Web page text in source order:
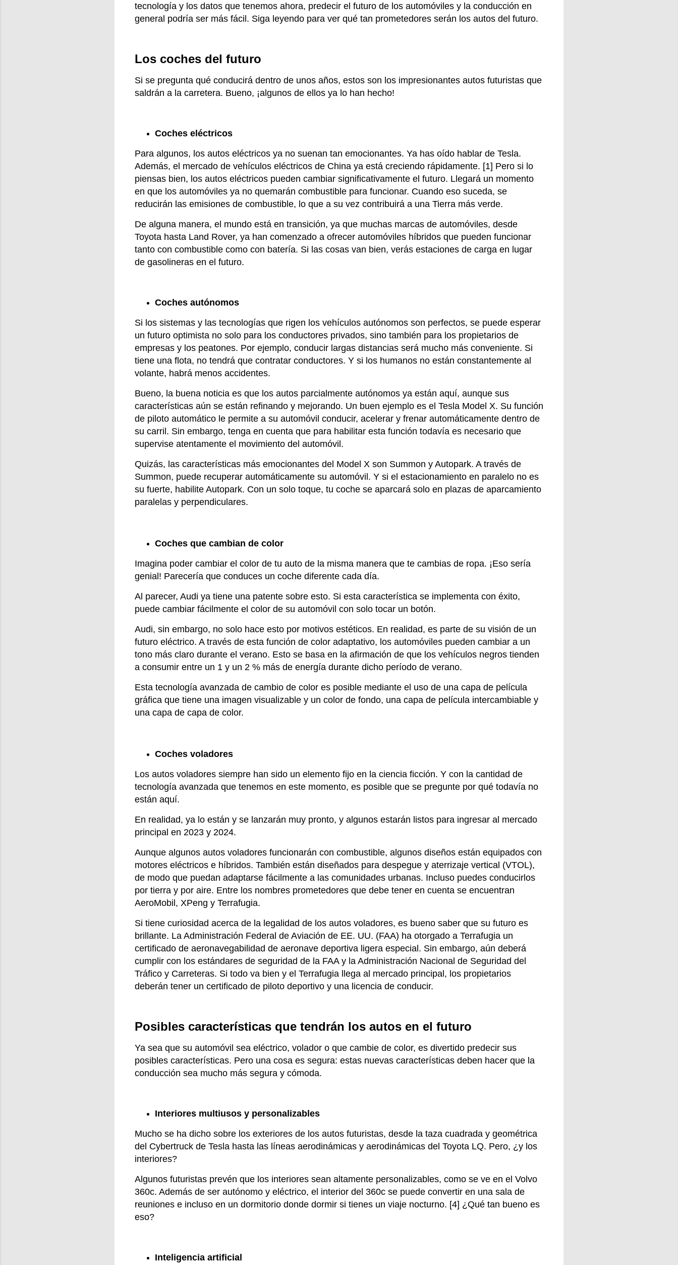
tecnología y los datos que tenemos ahora, predecir el futuro de los automóviles y la conducción en
general podría ser más fácil. Siga leyendo para ver qué tan prometedores serán los autos del futuro.
Los coches del futuro
Si se pregunta qué conducirá dentro de unos años, estos son los impresionantes autos futuristas que
saldrán a la carretera. Bueno, ¡algunos de ellos ya lo han hecho!
Coches eléctricos
Para algunos, los autos eléctricos ya no suenan tan emocionantes. Ya has oído hablar de Tesla.
Además, el mercado de vehículos eléctricos de China ya está creciendo rápidamente. [1] Pero si lo
piensas bien, los autos eléctricos pueden cambiar significativamente el futuro. Llegará un momento
en que los automóviles ya no quemarán combustible para funcionar. Cuando eso suceda, se
reducirán las emisiones de combustible, lo que a su vez contribuirá a una Tierra más verde.
De alguna manera, el mundo está en transición, ya que muchas marcas de automóviles, desde
Toyota hasta Land Rover, ya han comenzado a ofrecer automóviles híbridos que pueden funcionar
tanto con combustible como con batería. Si las cosas van bien, verás estaciones de carga en lugar
de gasolineras en el futuro.
Coches autónomos
Si los sistemas y las tecnologías que rigen los vehículos autónomos son perfectos, se puede esperar
un futuro optimista no solo para los conductores privados, sino también para los propietarios de
empresas y los peatones. Por ejemplo, conducir largas distancias será mucho más conveniente. Si
tiene una flota, no tendrá que contratar conductores. Y si los humanos no están constantemente al
volante, habrá menos accidentes.
Bueno, la buena noticia es que los autos parcialmente autónomos ya están aquí, aunque sus
características aún se están refinando y mejorando. Un buen ejemplo es el Tesla Model X. Su función
de piloto automático le permite a su automóvil conducir, acelerar y frenar automáticamente dentro de
su carril. Sin embargo, tenga en cuenta que para habilitar esta función todavía es necesario que
supervise atentamente el movimiento del automóvil.
Quizás, las características más emocionantes del Model X son Summon y Autopark. A través de
Summon, puede recuperar automáticamente su automóvil. Y si el estacionamiento en paralelo no es
su fuerte, habilite Autopark. Con un solo toque, tu coche se aparcará solo en plazas de aparcamiento
paralelas y perpendiculares.
Coches que cambian de color
Imagina poder cambiar el color de tu auto de la misma manera que te cambias de ropa. ¡Eso sería
genial! Parecería que conduces un coche diferente cada día.
Al parecer, Audi ya tiene una patente sobre esto. Si esta característica se implementa con éxito,
puede cambiar fácilmente el color de su automóvil con solo tocar un botón.
Audi, sin embargo, no solo hace esto por motivos estéticos. En realidad, es parte de su visión de un
futuro eléctrico. A través de esta función de color adaptativo, los automóviles pueden cambiar a un
tono más claro durante el verano. Esto se basa en la afirmación de que los vehículos negros tienden
a consumir entre un 1 y un 2 % más de energía durante dicho período de verano.
Esta tecnología avanzada de cambio de color es posible mediante el uso de una capa de película
gráfica que tiene una imagen visualizable y un color de fondo, una capa de película intercambiable y
una capa de capa de color.
Coches voladores
Los autos voladores siempre han sido un elemento fijo en la ciencia ficción. Y con la cantidad de
tecnología avanzada que tenemos en este momento, es posible que se pregunte por qué todavía no
están aquí.
En realidad, ya lo están y se lanzarán muy pronto, y algunos estarán listos para ingresar al mercado
principal en 2023 y 2024.
Aunque algunos autos voladores funcionarán con combustible, algunos diseños están equipados con
motores eléctricos e híbridos. También están diseñados para despegue y aterrizaje vertical (VTOL),
de modo que puedan adaptarse fácilmente a las comunidades urbanas. Incluso puedes conducirlos
por tierra y por aire. Entre los nombres prometedores que debe tener en cuenta se encuentran
AeroMobil, XPeng y Terrafugia.
Si tiene curiosidad acerca de la legalidad de los autos voladores, es bueno saber que su futuro es
brillante. La Administración Federal de Aviación de EE. UU. (FAA) ha otorgado a Terrafugia un
certificado de aeronavegabilidad de aeronave deportiva ligera especial. Sin embargo, aún deberá
cumplir con los estándares de seguridad de la FAA y la Administración Nacional de Seguridad del
Tráfico y Carreteras. Si todo va bien y el Terrafugia llega al mercado principal, los propietarios
deberán tener un certificado de piloto deportivo y una licencia de conducir.
Posibles características que tendrán los autos en el futuro
Ya sea que su automóvil sea eléctrico, volador o que cambie de color, es divertido predecir sus
posibles características. Pero una cosa es segura: estas nuevas características deben hacer que la
conducción sea mucho más segura y cómoda.
Interiores multiusos y personalizables
Mucho se ha dicho sobre los exteriores de los autos futuristas, desde la taza cuadrada y geométrica
del Cybertruck de Tesla hasta las líneas aerodinámicas y aerodinámicas del Toyota LQ. Pero, ¿y los
interiores?
Algunos futuristas prevén que los interiores sean altamente personalizables, como se ve en el Volvo
360c. Además de ser autónomo y eléctrico, el interior del 360c se puede convertir en una sala de
reuniones e incluso en un dormitorio donde dormir si tienes un viaje nocturno. [4] ¿Qué tan bueno es
eso?
Inteligencia artificial